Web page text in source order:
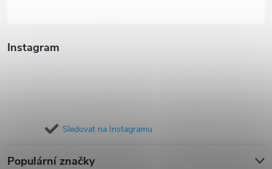
Instagram
Sledovat na Instagramu
Populární značky